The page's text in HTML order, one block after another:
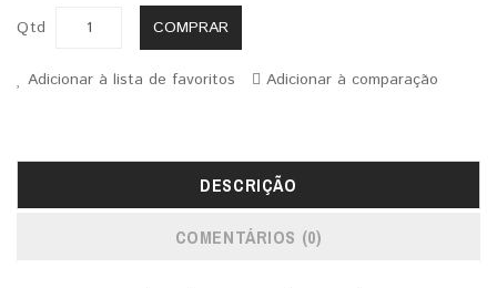
Qtd COMPRAR
Adicionar à lista de favoritos Adicionar à comparação
DESCRIÇÃO
COMENTÁRIOS (0)